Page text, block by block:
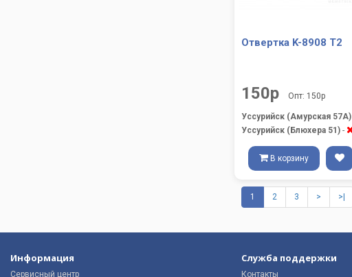
Отвертка K-8908 T2
150р Опт: 150р
Уссурийск (Амурская 57А)
Уссурийск (Блюхера 51) -
В корзину
1 2 3 > >|
Информация
Сервисный центр
Служба поддержки
Контакты